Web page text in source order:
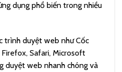
dụng phổ biến trong nhiều
trình duyệt web như Cốc
Safari, Microsoft
duyệt web nhanh chóng và